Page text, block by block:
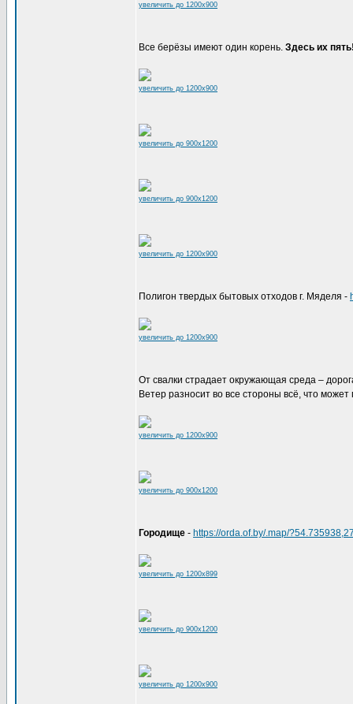
увеличить до 1200x900
Все берёзы имеют один корень. Здесь их
увеличить до 1200x900
увеличить до 900x1200
увеличить до 900x1200
увеличить до 1200x900
Полигон твердых бытовых отходов г. Мяделя -
увеличить до 1200x900
От свалки страдает окружающая среда –
Ветер разносит во все стороны всё, что может
увеличить до 1200x900
увеличить до 900x1200
Городище - https://orda.of.by/.map/
увеличить до 1200x899
увеличить до 900x1200
увеличить до 1200x900